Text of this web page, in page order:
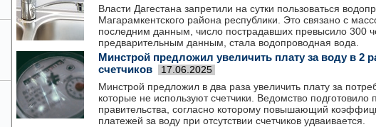
Власти Дагестана запретили на сутки пользоваться
Магарамкентского района республики. Это связано с
последним данным, число пострадавших превысило 300
предварительным данным, стала водопроводная вода.
Минстрой предложил увеличить плату за воду в 2
счетчиков
17.06.2025
Минстрой предложил в два раза увеличить плату за
которые не используют счетчики. Ведомство подготовило
правительства, согласно которому повышающий
платежей за воду при отсутствии счетчиков удваивается.